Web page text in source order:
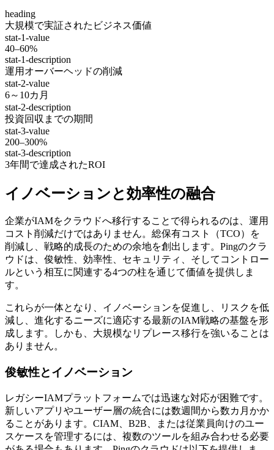
heading
大規模で実証されたビジネス価値
stat-1-value
40–60%
stat-1-description
運用オーバーヘッドの削減
stat-2-value
6～10カ月
stat-2-description
投資回収までの期間
stat-3-value
200–300%
stat-3-description
3年間で達成されたROI
イノベーションと効率性の融合
企業がIAMをクラウドへ移行することで得られるのは、運用
コスト削減だけではありません。総保有コスト（TCO）を
削減し、戦略的成長のための余地を創出します。Pingのクラ
ウドは、俊敏性、効率性、セキュリティ、そしてコントロー
ルという相互に関連する4つの柱を通じて価値を提供しま
す。
これらが一体となり、イノベーションを促進し、リスクを低
減し、進化するニーズに適応する最新のIAM戦略の基盤を形
成します。しかも、大規模なリプレース移行を強いることは
ありません。
俊敏性とイノベーション
レガシーIAMプラットフォームでは迅速な対応が困難です。
新しいアプリやユーザー層の統合には数週間から数カ月かか
ることがあります。CIAM、B2B、または従業員向けのユー
スケースを管理するには、複数のツールを組み合わせる必要